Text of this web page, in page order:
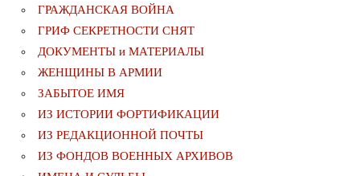
ГРАЖДАНСКАЯ ВОЙНА
ГРИФ СЕКРЕТНОСТИ СНЯТ
ДОКУМЕНТЫ и МАТЕРИАЛЫ
ЖЕНЩИНЫ В АРМИИ
ЗАБЫТОЕ ИМЯ
ИЗ ИСТОРИИ ФОРТИФИКАЦИИ
ИЗ РЕДАКЦИОННОЙ ПОЧТЫ
ИЗ ФОНДОВ ВОЕННЫХ АРХИВОВ